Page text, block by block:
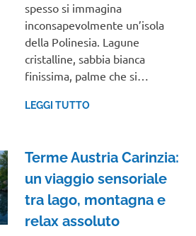
spesso si immagina
inconsapevolmente un’isola
della Polinesia. Lagune
cristalline, sabbia bianca
finissima, palme che si…
LEGGI TUTTO
Terme Austria Carinzia:
un viaggio sensoriale
tra lago, montagna e
relax assoluto